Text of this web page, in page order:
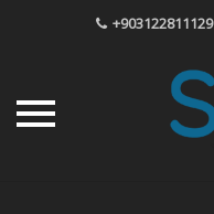
+903122811129